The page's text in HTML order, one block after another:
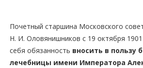
Почетный старшина Московского
Н. И. Оловянишников с 19 октября
себя обязанность вносить в пользу
лечебницы имени Императора